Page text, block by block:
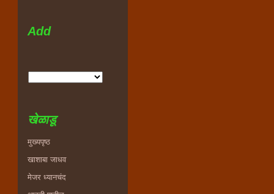
Add
खेळाडू
मुख्यपृष्ठ
खाशाबा जाधव
मेजर ध्यानचंद